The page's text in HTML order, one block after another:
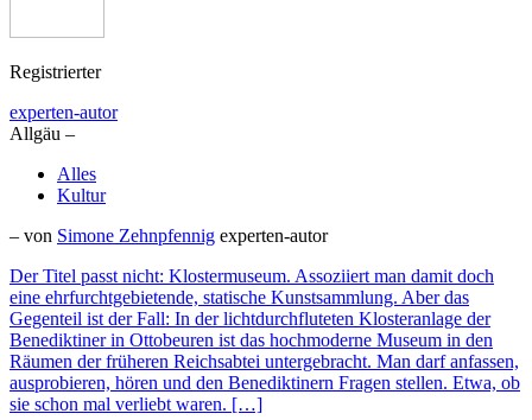
Registrierter
experten-autor
Allgäu –
Alles
Kultur
– von Simone Zehnpfennig experten-autor
Der Titel passt nicht: Klostermuseum. Assoziiert man damit doch
eine ehrfurchtgebietende, statische Kunstsammlung. Aber das
Gegenteil ist der Fall: In der lichtdurchfluteten Klosteranlage der
Benediktiner in Ottobeuren ist das hochmoderne Museum in den
Räumen der früheren Reichsabtei untergebracht. Man darf anfassen,
ausprobieren, hören und den Benediktinern Fragen stellen. Etwa, ob
sie schon mal verliebt waren. […]